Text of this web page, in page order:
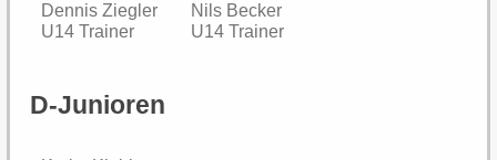
Dennis Ziegler
U14 Trainer
Nils Becker
U14 Trainer
D-Junioren